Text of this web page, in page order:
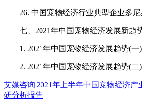
26. 中国宠物经济行业典型企业多尼
七、2021年中国宠物经济发展新趋
1. 2021年中国宠物经济发展趋势(一)
2. 2021年中国宠物经济发展趋势(二)
艾媒咨询|2021年上半年中国宠物经济产
研分析报告